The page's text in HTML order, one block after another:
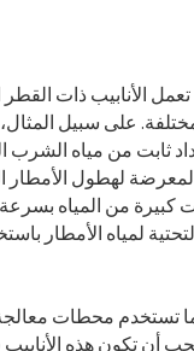
الأنابيب ذات
على سبيل
ثابت من مياه
لهطول الأمطار
كبيرة من المياه
لمياه الأمطار
ما تستخدم محطات
تكون هذه